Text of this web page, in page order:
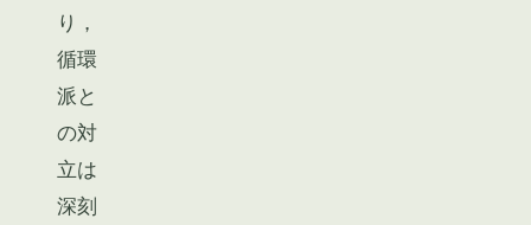
り，
循環
派と
の対
立は
深刻